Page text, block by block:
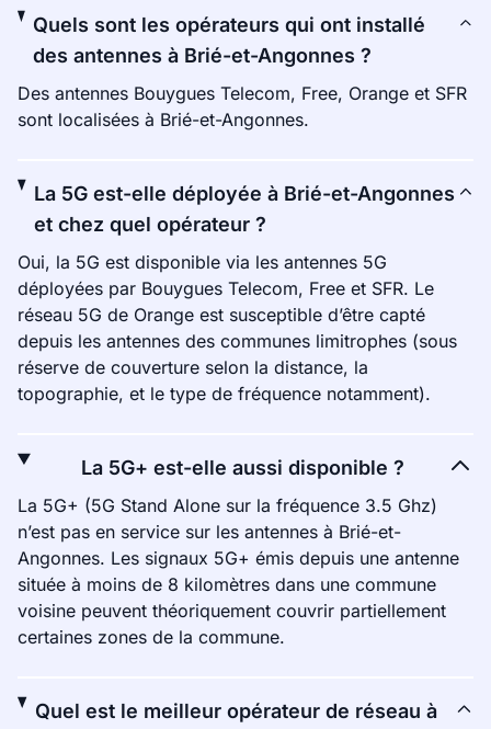
Quels sont les opérateurs qui ont installé
des antennes à Brié-et-Angonnes ?
Des antennes Bouygues Telecom, Free, Orange et SFR
sont localisées à Brié-et-Angonnes.
La 5G est-elle déployée à Brié-et-Angonnes
et chez quel opérateur ?
Oui, la 5G est disponible via les antennes 5G
déployées par Bouygues Telecom, Free et SFR. Le
réseau 5G de Orange est susceptible d’être capté
depuis les antennes des communes limitrophes (sous
réserve de couverture selon la distance, la
topographie, et le type de fréquence notamment).
La 5G+ est-elle aussi disponible ?
La 5G+ (5G Stand Alone sur la fréquence 3.5 Ghz)
n’est pas en service sur les antennes à Brié-et-
Angonnes. Les signaux 5G+ émis depuis une antenne
située à moins de 8 kilomètres dans une commune
voisine peuvent théoriquement couvrir partiellement
certaines zones de la commune.
Quel est le meilleur opérateur de réseau à